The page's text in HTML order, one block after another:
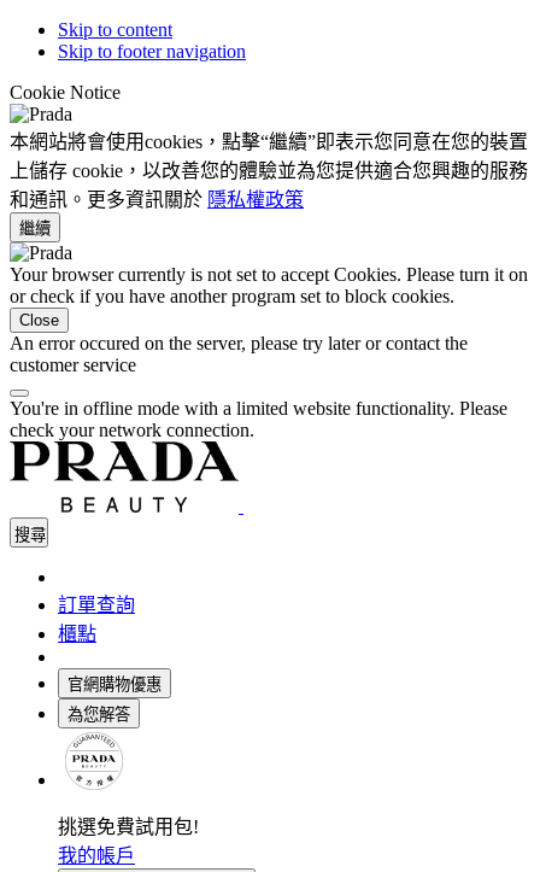
Skip to content
Skip to footer navigation
Cookie Notice
本網站將會使用cookies，點擊“繼續”即表示您同意在您的裝置
上儲存 cookie，以改善您的體驗並為您提供適合您興趣的服務
和通訊。更多資訊關於 隱私權政策
繼續
Your browser currently is not set to accept Cookies. Please turn it on
or check if you have another program set to block cookies.
Close
An error occured on the server, please try later or contact the
customer service
You're in offline mode with a limited website functionality. Please
check your network connection.
搜尋
訂單查詢
櫃點
官網購物優惠
為您解答
挑選免費試用包!
我的帳戶